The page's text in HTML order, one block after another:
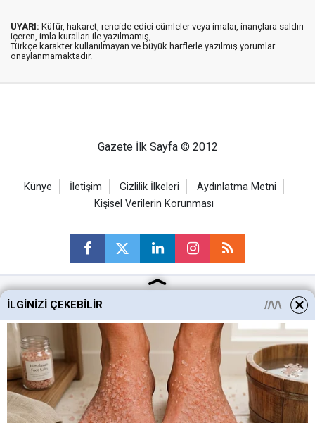
UYARI: Küfür, hakaret, rencide edici cümleler veya imalar, inançlara saldırı
içeren, imla kuralları ile yazılmamış,
Türkçe karakter kullanılmayan ve büyük harflerle yazılmış yorumlar
onaylanmamaktadır.
Gazete İlk Sayfa © 2012
Künye İletişim Gizlilik İlkeleri
Aydınlatma Metni
Kişisel Verilerin Korunması
Ankara Haberleri
Keçiören Haberleri
Altındağ Haberleri
Sincan Haberleri
Mamak Haberleri
İLGINIZI ÇEKEBILIR